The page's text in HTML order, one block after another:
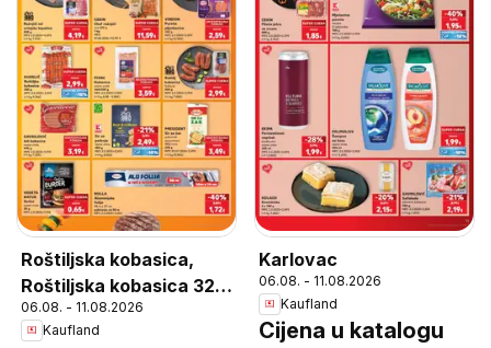
Roštiljska kobasica,
Roštiljska kobasica 320
g
06.08. - 11.08.2026
Kaufland
Karlovac
06.08. - 11.08.2026
Kaufland
Cijena u katalogu